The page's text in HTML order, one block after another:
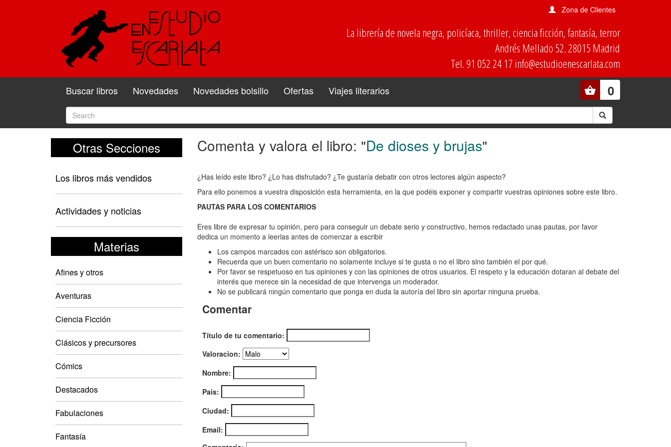
Zona de Clientes
La librería de novela negra, policíaca, thriller, ciencia ficción, fantasía, terror
Andrés Mellado 52. 28015 Madrid
Tel. 91 052 24 17 info@estudioenescarlata.com
0
Buscar libros Novedades Novedades bolsillo Ofertas Viajes literarios
Otras Secciones
Los libros más vendidos
Actividades y noticias
Materias
Afines y otros
Aventuras
Ciencia Ficción
Clásicos y precursores
Cómics
Destacados
Fabulaciones
Fantasía
Comenta
y
valora
el
libro:
De
dioses
brujas
Comenta y valora el libro: "De dioses y brujas"
¿Has leído este libro? ¿Lo has disfrutado? ¿Te gustaría debatir con otros lectores algún aspecto?
Para ello ponemos a vuestra disposición esta herramienta, en la que podéis exponer y compartir vuestras opiniones sobre este libro.
PAUTAS PARA LOS COMENTARIOS
Eres libre de expresar tu opinión, pero para conseguir un debate serio y constructivo, hemos redactado unas pautas, por favor
dedica un momento a leerlas antes de comenzar a escribir
Los campos marcados con astérisco son obligatorios.
Recuerda que un buen comentario no solamente incluye si te gusta o no el libro sino también el por qué.
Por favor se respetuoso en tus opiniones y con las opiniones de otros usuarios. El respeto y la educación dotaran al debate del
interés que merece sin la necesidad de que intervenga un moderador.
No se publicará ningún comentario que ponga en duda la autoría del libro sin aportar ninguna prueba.
Comentar
Título de tu comentario:
Valoracion:
Nombre:
Pais:
Ciudad:
Email: